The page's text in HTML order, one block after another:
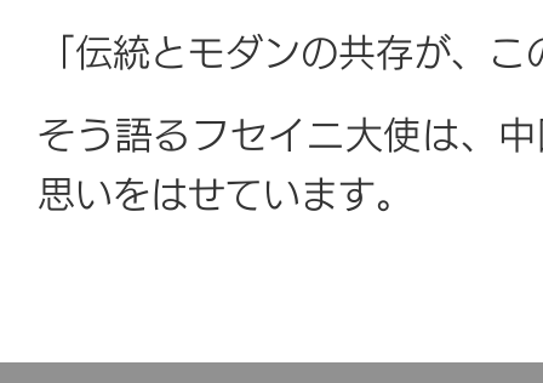
「伝統とモダンの共存が、
そう語るフセイニ大使は、
思いをはせています。